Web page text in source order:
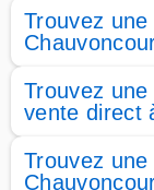
Trouvez
Trouvez
vente direct
Trouvez